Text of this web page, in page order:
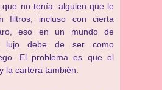
que no tenía: alguien que le
filtros, incluso con cierta
eso en un mundo de
lujo debe de ser como
El problema es que el
cartera también.